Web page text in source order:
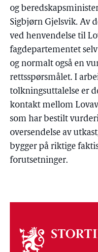
og
Sigbjørn Gjelsvik. Av
ved henvendelse til
fagdepartementet
og normalt også en
rettsspørsmålet. I
tolkningsuttalelse er
kontakt mellom
som har bestilt
oversendelse av
bygger på riktige
forutsetninger.
Om
stortinget